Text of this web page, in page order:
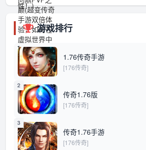
游戏排行
1
1.76传奇手游
[176传奇]
2
传奇1.76版
[176传奇]
3
传奇1.76手游
[176传奇]